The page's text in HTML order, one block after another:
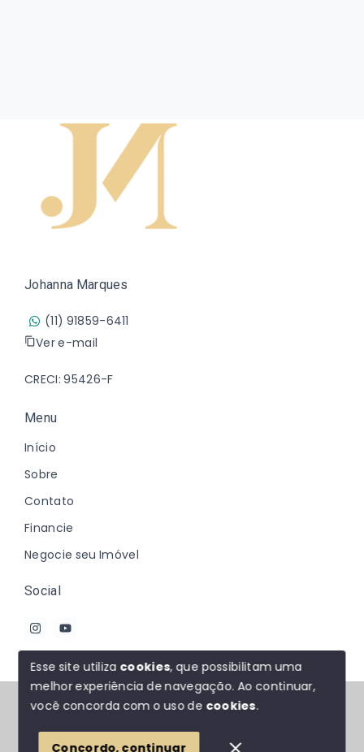
Johanna Marques
(11) 91859-6411
Ver e-mail
CRECI: 95426-F
Menu
Início
Sobre
Contato
Financie
Negocie seu Imóvel
Social
© Copyright 2026 - Johanna Marques - Todos os
Esse site utiliza cookies, que possibilitam uma
melhor experiência de navegação.Ao continuar,
você concorda com o uso de cookies.
Concordo, continuar